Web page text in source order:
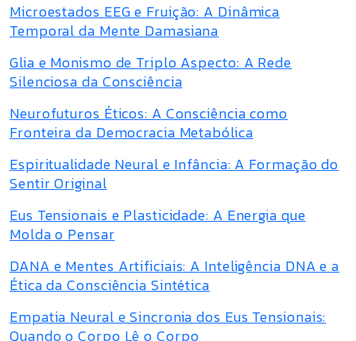
Microestados EEG e Fruição: A Dinâmica
Temporal da Mente Damasiana
Glia e Monismo de Triplo Aspecto: A Rede
Silenciosa da Consciência
Neurofuturos Éticos: A Consciência como
Fronteira da Democracia Metabólica
Espiritualidade Neural e Infância: A Formação do
Sentir Original
Eus Tensionais e Plasticidade: A Energia que
Molda o Pensar
DANA e Mentes Artificiais: A Inteligência DNA e a
Ética da Consciência Sintética
Empatia Neural e Sincronia dos Eus Tensionais:
Quando o Corpo Lê o Corpo